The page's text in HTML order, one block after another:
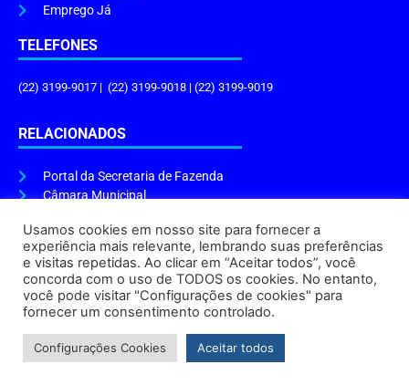
Emprego Já
TELEFONES
(22) 3199-9017 | (22) 3199-9018 | (22) 3199-9019
RELACIONADOS
Portal da Secretaria de Fazenda
Câmara Municipal
ENDEREÇO E HORÁRIO
Endereço:Praça Tiradentes, s/n – Centro, Cabo Frio – RJ, 28906-290
Atendimento do Protocolo Geral da Prefeitura:9h às 16h
Horário de Funcionamento:8h às 17h
Usamos cookies em nosso site para fornecer a
experiência mais relevante, lembrando suas preferências
e visitas repetidas. Ao clicar em “Aceitar todos”, você
concorda com o uso de TODOS os cookies. No entanto,
você pode visitar "Configurações de cookies" para
fornecer um consentimento controlado.
Configurações Cookies Aceitar todos